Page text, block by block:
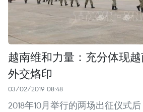
越南维和力量：充分体现
外交烙印
03/02/2019 08:48
2018年10月举行的两场出征仪式